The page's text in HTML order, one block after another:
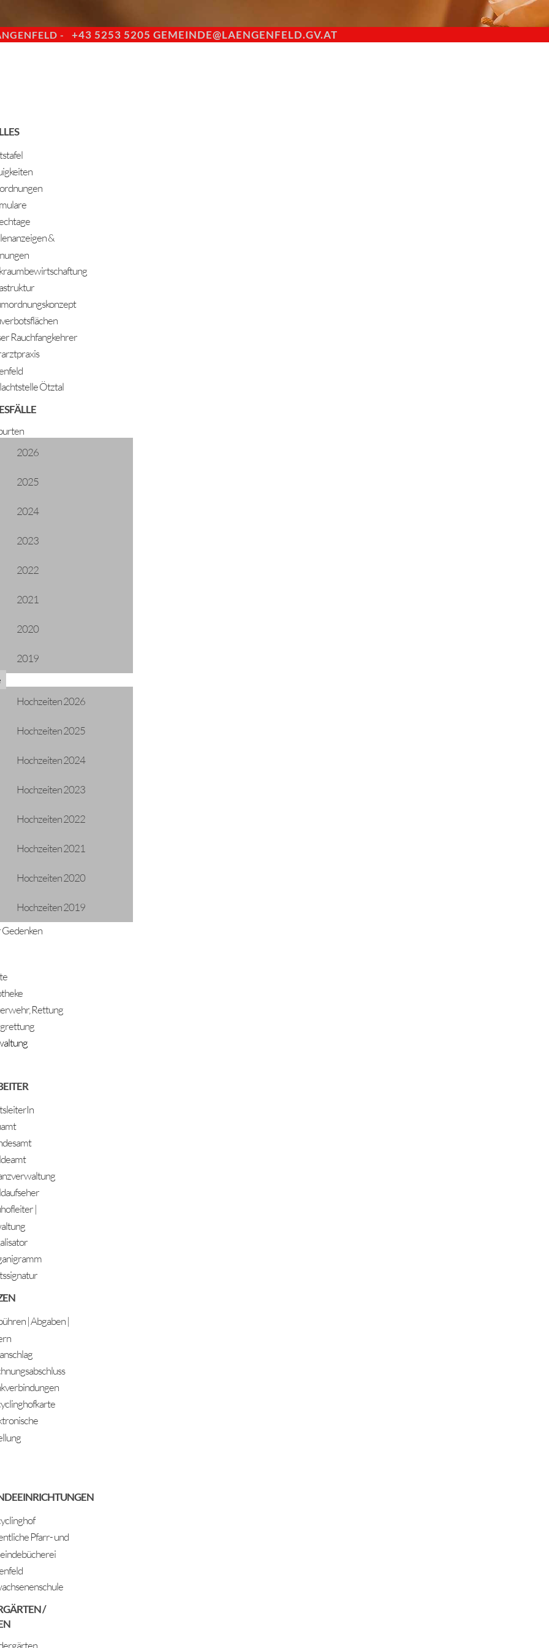
- +43 5253 5205 GEMEINDE@LAENGENFELD.GV.AT
&
Rauchfangkehrer
Ötztal
2026
2025
2024
2023
2022
2021
2020
2019
Hochzeiten 2026
Hochzeiten 2025
Hochzeiten 2024
Hochzeiten 2023
Hochzeiten 2022
Hochzeiten 2021
Hochzeiten 2020
Hochzeiten 2019
Rettung
|
| Abgaben |
Pfarr- und
/
Hochzeiten 2023